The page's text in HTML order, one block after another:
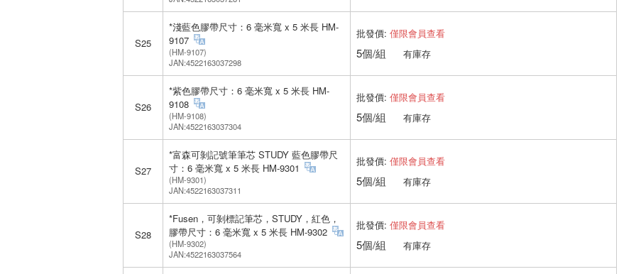
S25
*淺藍色膠帶尺寸：6 毫米寬 x 5 米長 HM-
9107
(HM-9107)
JAN:4522163037298
批發價: 僅限會員查看
5個/組 有庫存
S26
*紫色膠帶尺寸：6 毫米寬 x 5 米長 HM-
9108
(HM-9108)
JAN:4522163037304
批發價: 僅限會員查看
5個/組 有庫存
S27
*富森可剝記號筆筆芯 STUDY 藍色膠帶尺
寸：6 毫米寬 x 5 米長 HM-9301
(HM-9301)
JAN:4522163037311
批發價: 僅限會員查看
5個/組 有庫存
S28
*Fusen，可剝標記筆芯，STUDY，紅色，
膠帶尺寸：6 毫米寬 x 5 米長 HM-9302
(HM-9302)
JAN:4522163037564
批發價: 僅限會員查看
5個/組 有庫存